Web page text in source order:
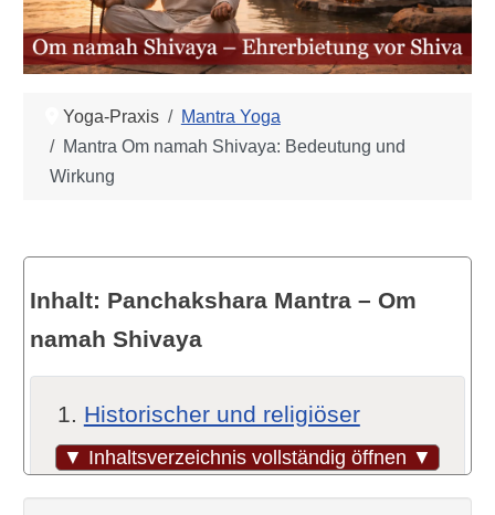
Yoga-Praxis
Mantra Yoga
Mantra Om namah Shivaya: Bedeutung und
Wirkung
▼ Inhaltsverzeichnis vollständig öffnen ▼
Inhalt: Panchakshara Mantra – Om
namah Shivaya
Historischer und religiöser
Kontext
Symbolik der fünf Silben